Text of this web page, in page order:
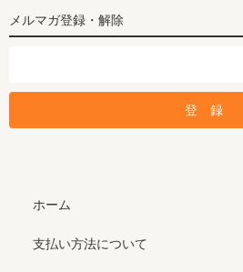
メルマガ登録・解除
ホーム
支払い方法について